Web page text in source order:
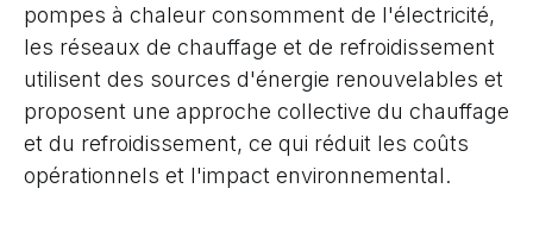
pompes à chaleur consomment de l'électricité,
les réseaux de chauffage et de refroidissement
utilisent des sources d'énergie renouvelables et
proposent une approche collective du chauffage
et du refroidissement, ce qui réduit les coûts
opérationnels et l'impact environnemental.